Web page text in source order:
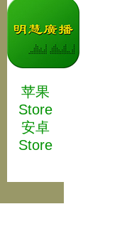
苹果
Store
安卓
Store